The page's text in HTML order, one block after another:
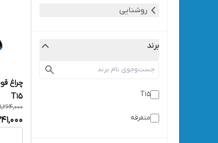
روشنایی
برند
T15
متفرقه
T15
1,264,000